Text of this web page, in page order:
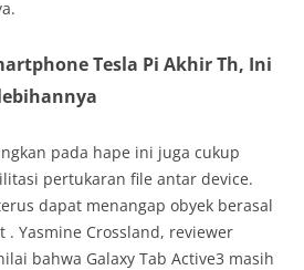
Tesla Pi Akhir Th, Ini
pada hape ini juga cukup
pertukaran file antar device.
dapat menangap obyek berasal
. Yasmine Crossland, reviewer
bahwa Galaxy Tab Active3 masih